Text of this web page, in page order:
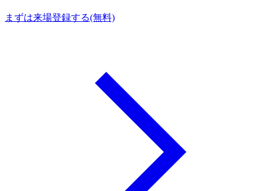
まずは来場登録する(無料)